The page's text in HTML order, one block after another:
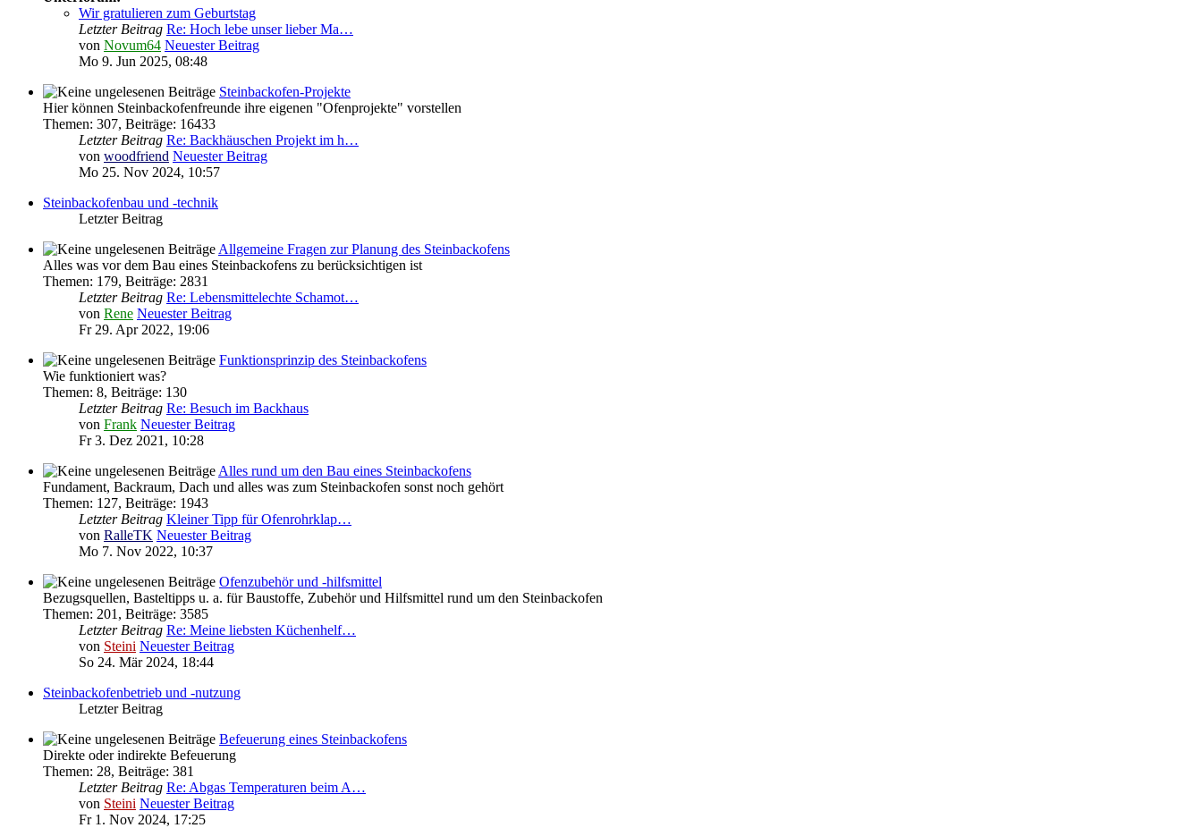
Wir gratulieren zum Geburtstag
Letzter Beitrag Re: Hoch lebe unser lieber Ma…
von Novum64 Neuester Beitrag
Mo 9. Jun 2025, 08:48
Steinbackofen-Projekte
Hier können Steinbackofenfreunde ihre eigenen "Ofenprojekte" vorstellen
Themen: 307, Beiträge: 16433
Letzter Beitrag Re: Backhäuschen Projekt im h…
von woodfriend Neuester Beitrag
Mo 25. Nov 2024, 10:57
Steinbackofenbau und -technik
Letzter Beitrag
Allgemeine Fragen zur Planung des Steinbackofens
Alles was vor dem Bau eines Steinbackofens zu berücksichtigen ist
Themen: 179, Beiträge: 2831
Letzter Beitrag Re: Lebensmittelechte Schamot…
von Rene Neuester Beitrag
Fr 29. Apr 2022, 19:06
Funktionsprinzip des Steinbackofens
Wie funktioniert was?
Themen: 8, Beiträge: 130
Letzter Beitrag Re: Besuch im Backhaus
von Frank Neuester Beitrag
Fr 3. Dez 2021, 10:28
Alles rund um den Bau eines Steinbackofens
Fundament, Backraum, Dach und alles was zum Steinbackofen sonst noch gehört
Themen: 127, Beiträge: 1943
Letzter Beitrag Kleiner Tipp für Ofenrohrklap…
von RalleTK Neuester Beitrag
Mo 7. Nov 2022, 10:37
Ofenzubehör und -hilfsmittel
Bezugsquellen, Basteltipps u. a. für Baustoffe, Zubehör und Hilfsmittel rund um den Steinbackofen
Themen: 201 , Beiträge: 3585
Letzter Beitrag Re: Meine liebsten Küchenhelf…
von Steini Neuester Beitrag
So 24. Mär 2024, 18:44
Steinbackofenbetrieb und -nutzung
Letzter Beitrag
Befeuerung eines Steinbackofens
Direkte oder indirekte Befeuerung
Themen: 28, Beiträge: 381
Letzter Beitrag Re: Abgas Temperaturen beim A…
von Steini Neuester Beitrag
Fr 1. Nov 2024, 17:25